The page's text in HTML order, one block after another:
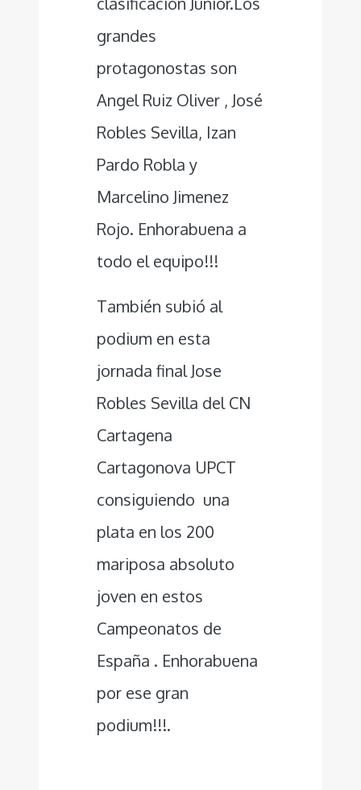
grandes
protagonostas son
Angel Ruiz Oliver , José
Robles Sevilla, Izan
Pardo Robla y
Marcelino Jimenez
Rojo. Enhorabuena a
todo el equipo!!!
También subió al
podium en esta
jornada final Jose
Robles Sevilla del CN
Cartagena
Cartagonova UPCT
consiguiendo una
plata en los 200
mariposa absoluto
joven en estos
Campeonatos de
España . Enhorabuena
por ese gran
podium!!!.